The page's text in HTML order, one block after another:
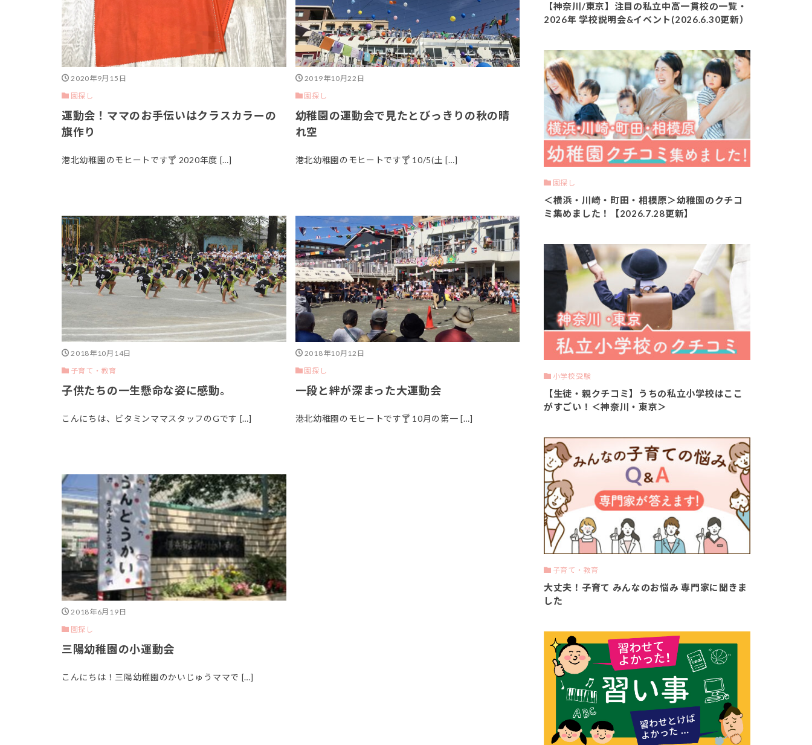
2020年9月15日
園探し
運動会！ママのお手伝いはクラスカラーの
旗作り
港北幼稚園のモヒートです🍸 2020年度 […]
2019年10月22日
園探し
幼稚園の運動会で見たとびっきりの秋の晴
れ空
港北幼稚園のモヒートです🍸 10/5(土 […]
2018年10月14日
子育て・教育
子供たちの一生懸命な姿に感動。
こんにちは、ビタミンママスタッフのGです […]
2018年10月12日
園探し
一段と絆が深まった大運動会
港北幼稚園のモヒートです🍸 10月の第一 […]
2018年6月19日
園探し
三陽幼稚園の小運動会
こんにちは！三陽幼稚園のかいじゅうママで […]
【神奈川/東京】注目の私立中高一貫校の一覧・
2026年 学校説明会&イベント(2026.6.30更新）
園探し
＜横浜・川崎・町田・相模原＞幼稚園のクチコ
ミ集めました！【2026.7.28更新】
小学校受験
【生徒・親クチコミ】うちの私立小学校はここ
がすごい！＜神奈川・東京＞
子育て・教育
大丈夫！子育て みんなのお悩み 専門家に聞きま
した